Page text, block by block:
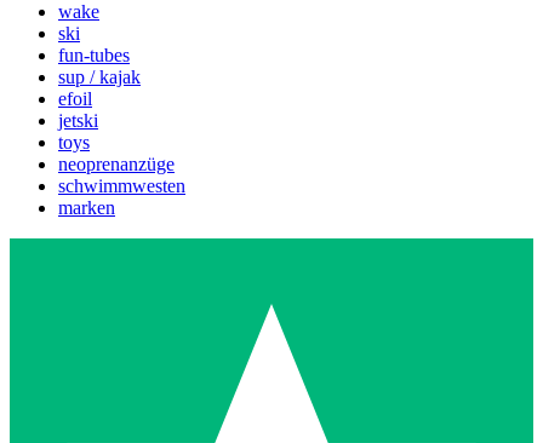
wake
ski
fun-tubes
sup / kajak
efoil
jetski
toys
neoprenanzüge
schwimmwesten
marken